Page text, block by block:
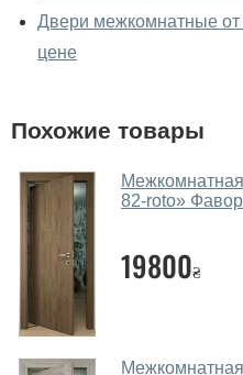
Да, можно посмотреть
дверей.
межкомнатные
Да. Мы консультируем
через мессенджеры,
Двери межкомнатные от
цене
Похожие товары
82-roto»
19800₴